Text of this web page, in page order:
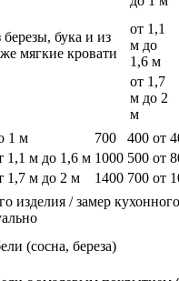
бука и из
мягкие кровати
от 1,1
м до
1,6 м
от 1,7
м до 2
м
1 м 700 400 от
1,1 м до 1,6 м 1000 500 от
1,7 м до 2 м
1400 700 от
изделия / замер
(сосна, береза)